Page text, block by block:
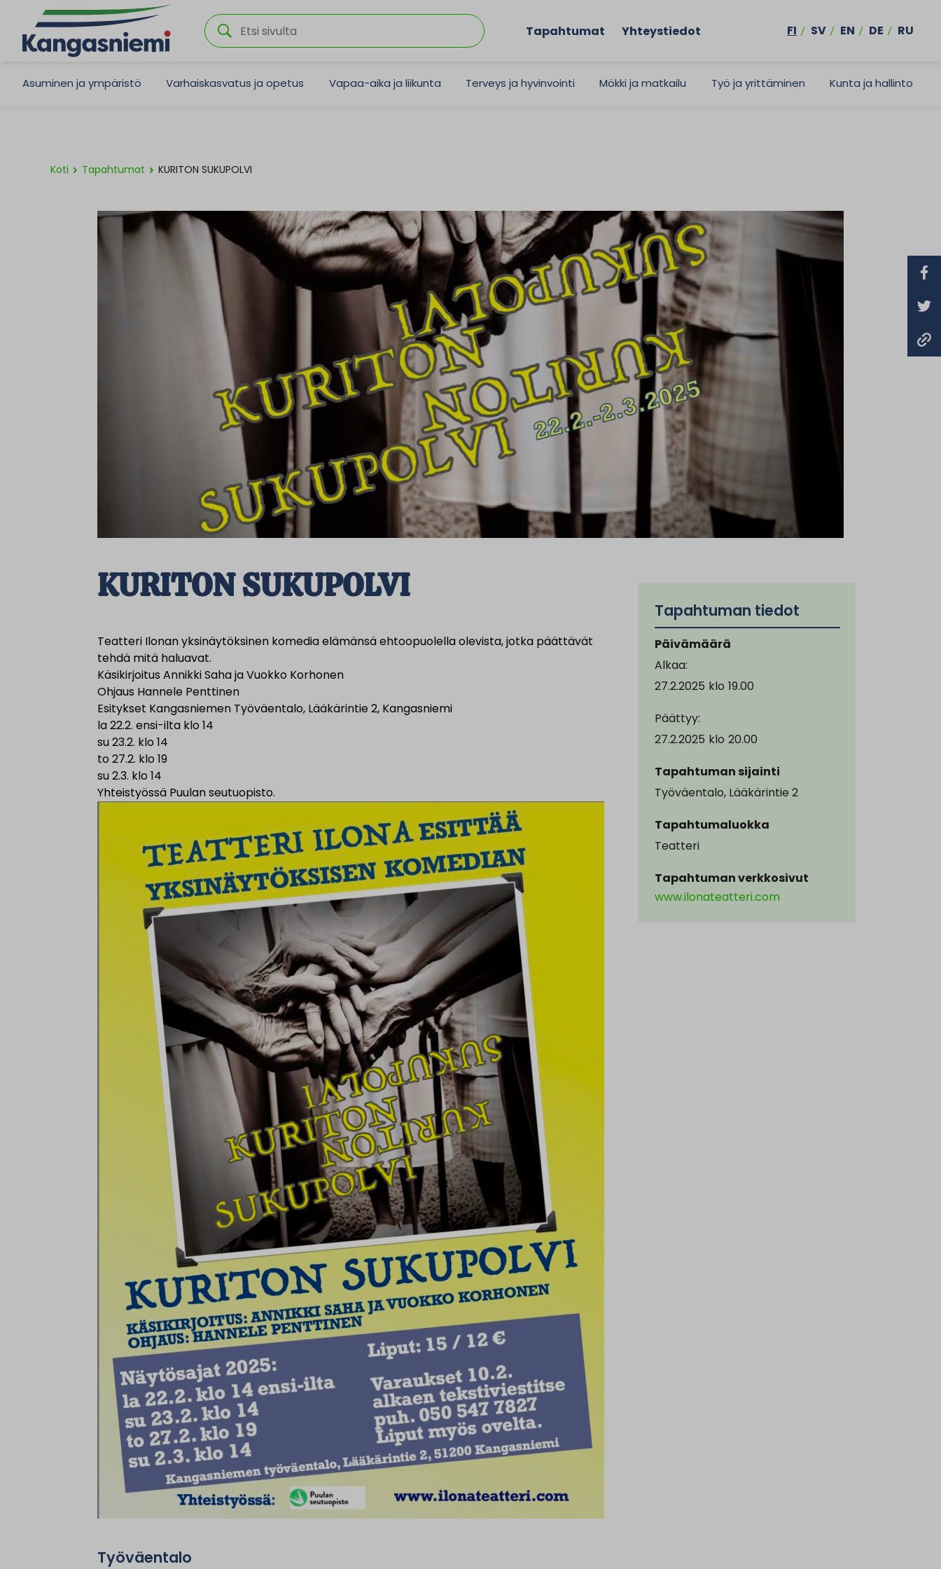
Tapahtumat Yhteystiedot FI SV EN DE RU
Asuminen ja ympäristö Varhaiskasvatus ja opetus Vapaa-aika ja liikunta Terveys ja hyvinvointi Mökki ja matkailu Työ ja yrittäminen Kunta ja hallinto
Koti Tapahtumat KURITON SUKUPOLVI
KURITON SUKUPOLVI
Teatteri Ilonan yksinäytöksinen komedia elämänsä ehtoopuolella olevista, jotka päättävät
tehdä mitä haluavat.
Käsikirjoitus Annikki Saha ja Vuokko Korhonen
Ohjaus Hannele Penttinen
Esitykset Kangasniemen Työväentalo, Lääkärintie 2, Kangasniemi
la 22.2. ensi-ilta klo 14
su 23.2. klo 14
to 27.2. klo 19
su 2.3. klo 14
Yhteistyössä Puulan seutuopisto.
Työväentalo
Tapahtuman tiedot
Päivämäärä
Alkaa:
27.2.2025 klo 19.00
Päättyy:
27.2.2025 klo 20.00
Tapahtuman sijainti
Työväentalo, Lääkärintie 2
Tapahtumaluokka
Teatteri
Tapahtuman verkkosivut
www.ilonateatteri.com